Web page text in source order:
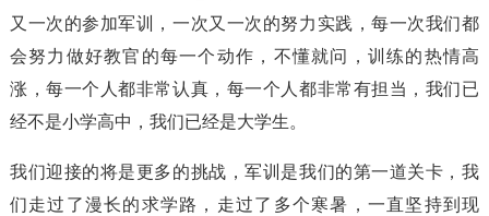
又一次的参加军训，一次又一次的努力实践，每一次我们都
会努力做好教官的每一个动作，不懂就问，训练的热情高
涨，每一个人都非常认真，每一个人都非常有担当，我们已
经不是小学高中，我们已经是大学生。
我们迎接的将是更多的挑战，军训是我们的第一道关卡，我
们走过了漫长的求学路，走过了多个寒暑，一直坚持到现